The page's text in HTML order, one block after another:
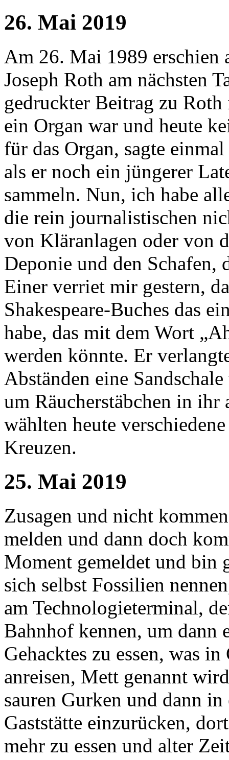
26. Mai 2019
Am 26. Mai 1989 erschien
Joseph Roth am nächsten
gedruckter Beitrag zu
ein Organ war und heute
für das Organ, sagte
als er noch ein jüngerer
sammeln. Nun, ich habe
die rein journalistischen
von Kläranlagen oder von
Deponie und den Schafen,
Einer verriet mir gestern,
Shakespeare-Buches das
habe, das mit dem Wort
werden könnte. Er
Abständen eine
um Räucherstäbchen in
wählten heute
Kreuzen.
25. Mai 2019
Zusagen und nicht
melden und dann doch
Moment gemeldet und bin
sich selbst Fossilien
am Technologieterminal,
Bahnhof kennen, um dann
Gehacktes zu essen, was
anreisen, Mett genannt
sauren Gurken und dann
Gaststätte einzurücken,
mehr zu essen und alter